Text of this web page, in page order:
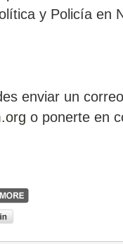
y Policía en
enviar un
o ponerte en